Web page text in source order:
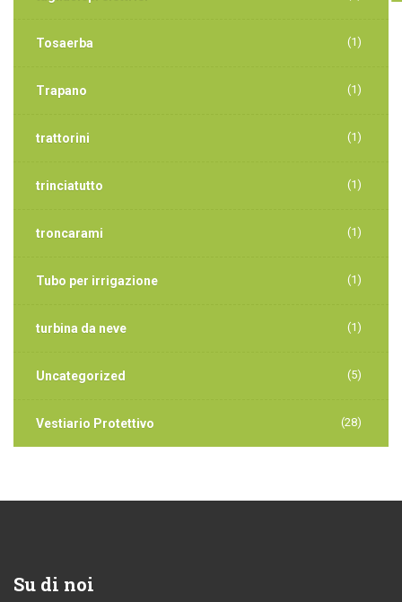
Tosaerba (1)
Trapano (1)
trattorini (1)
trinciatutto (1)
troncarami (1)
Tubo per irrigazione (1)
turbina da neve (1)
Uncategorized (5)
Vestiario Protettivo (28)
Su di noi